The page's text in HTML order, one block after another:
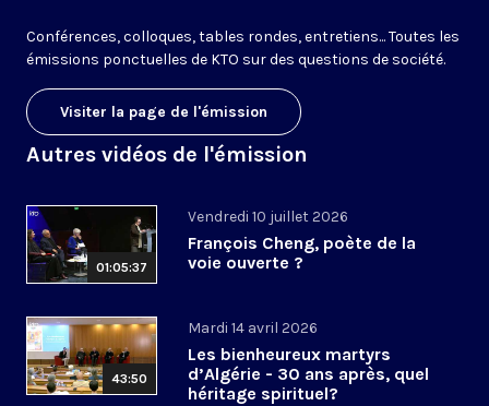
Conférences, colloques, tables rondes, entretiens... Toutes les
émissions ponctuelles de KTO sur des questions de société.
Visiter la page de l'émission
Autres vidéos de l'émission
01:05:37
Vendredi 10 juillet 2026
François Cheng, poète de la
voie ouverte ?
43:50
Mardi 14 avril 2026
Les bienheureux martyrs
d’Algérie - 30 ans après, quel
héritage spirituel?